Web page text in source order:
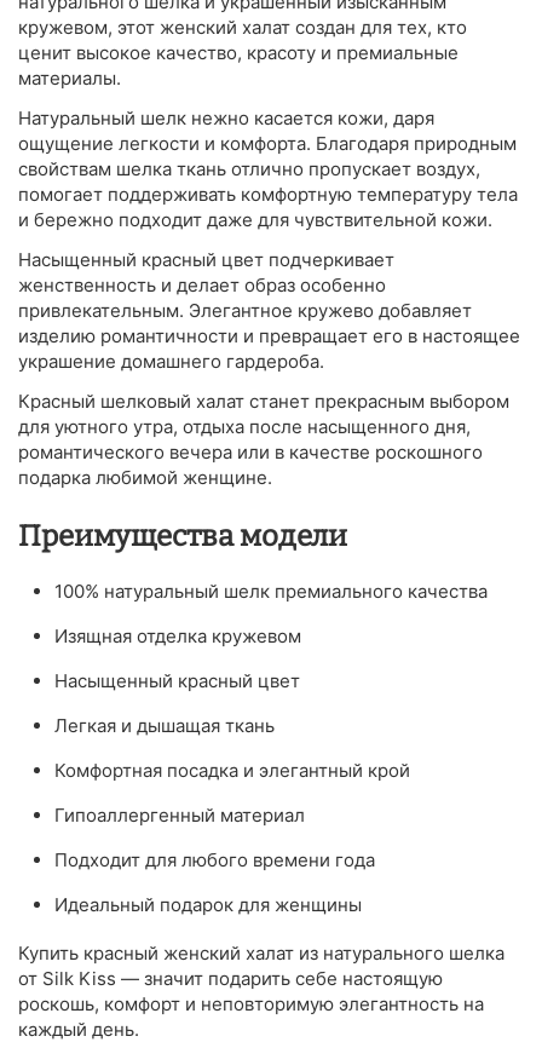
кружевом, этот женский халат создан для тех, кто
ценит высокое качество, красоту и премиальные
материалы.
Натуральный шелк нежно касается кожи, даря
ощущение легкости и комфорта. Благодаря природным
свойствам шелка ткань отлично пропускает воздух,
помогает поддерживать комфортную температуру тела
и бережно подходит даже для чувствительной кожи.
Насыщенный красный цвет подчеркивает
женственность и делает образ особенно
привлекательным. Элегантное кружево добавляет
изделию романтичности и превращает его в настоящее
украшение домашнего гардероба.
Красный шелковый халат станет прекрасным выбором
для уютного утра, отдыха после насыщенного дня,
романтического вечера или в качестве роскошного
подарка любимой женщине.
Преимущества модели
100% натуральный шелк премиального качества
Изящная отделка кружевом
Насыщенный красный цвет
Легкая и дышащая ткань
Комфортная посадка и элегантный крой
Гипоаллергенный материал
Подходит для любого времени года
Идеальный подарок для женщины
Купить красный женский халат из натурального шелка
от Silk Kiss — значит подарить себе настоящую
роскошь, комфорт и неповторимую элегантность на
каждый день.